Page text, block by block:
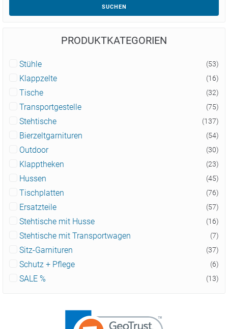
SUCHEN
PRODUKTKATEGORIEN
Stühle (53)
Klappzelte (16)
Tische (32)
Transportgestelle (75)
Stehtische (137)
Bierzeltgarnituren (54)
Outdoor (30)
Klapptheken (23)
Hussen (45)
Tischplatten (76)
Ersatzteile (57)
Stehtische mit Husse (16)
Stehtische mit Transportwagen (7)
Sitz-Garnituren (37)
Schutz + Pflege (6)
SALE % (13)